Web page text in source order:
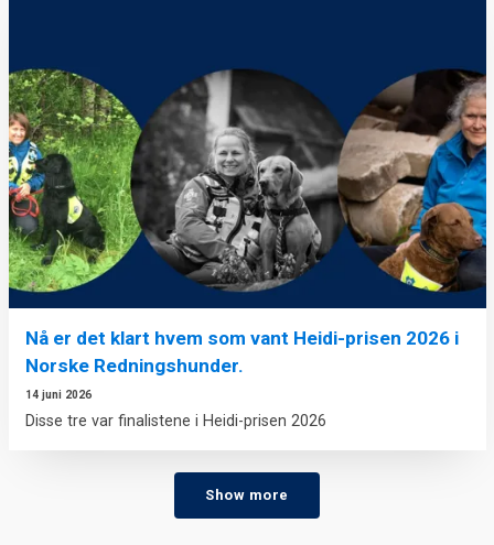
Nå er det klart hvem som vant Heidi-prisen 2026 i
Norske Redningshunder.
14 juni 2026
Disse tre var finalistene i Heidi-prisen 2026
Show more